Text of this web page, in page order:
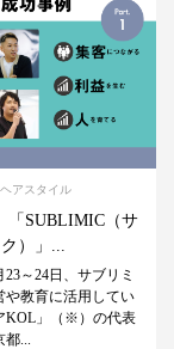
ヘアスタイル
「SUBLIMIC（サ
）」...
23～24日、サブリミ
や教育に活用してい
KOL」（※）の代表
...